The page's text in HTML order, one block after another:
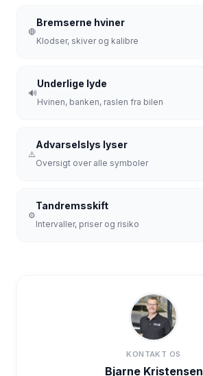
🛑
Bremserne hviner
Klodser, skiver og kalibre
🔊
Underlige lyde
Hvinen, banken, raslen fra bilen
⚠️
Advarselslys lyser
Oversigt over alle symboler
⚙️
Tandremsskift
Intervaller, priser og risiko
KONTAKT OS
Bjarne Kristensen